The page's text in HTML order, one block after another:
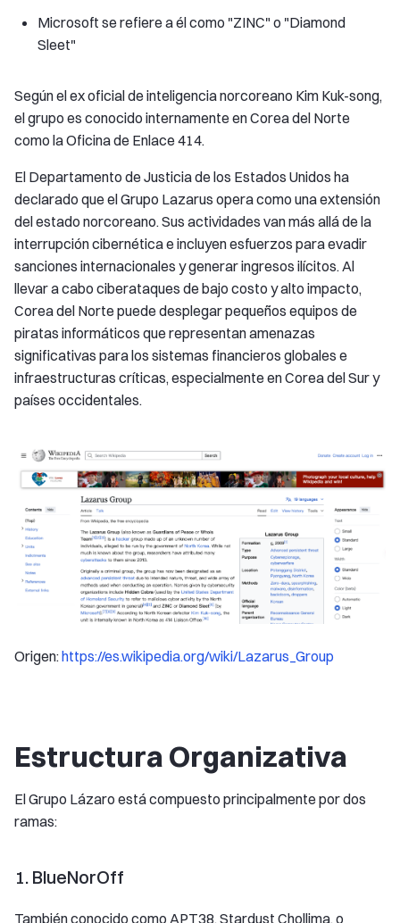
Microsoft se refiere a él como "ZINC" o "Diamond
Sleet"
Según el ex oficial de inteligencia norcoreano Kim Kuk-song,
el grupo es conocido internamente en Corea del Norte
como la Oficina de Enlace 414.
El Departamento de Justicia de los Estados Unidos ha
declarado que el Grupo Lazarus opera como una extensión
del estado norcoreano. Sus actividades van más allá de la
interrupción cibernética e incluyen esfuerzos para evadir
sanciones internacionales y generar ingresos ilícitos. Al
llevar a cabo ciberataques de bajo costo y alto impacto,
Corea del Norte puede desplegar pequeños equipos de
piratas informáticos que representan amenazas
significativas para los sistemas financieros globales e
infraestructuras críticas, especialmente en Corea del Sur y
países occidentales.
Origen:https://es.wikipedia.org/wiki/Lazarus_Group
Estructura Organizativa
El Grupo Lázaro está compuesto principalmente por dos
ramas:
1. BlueNorOff
También conocido como APT38, Stardust Chollima, o